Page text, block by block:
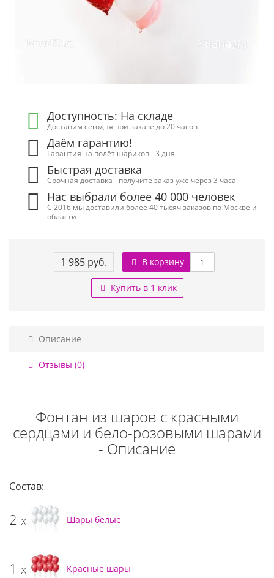
Доступность: На складе
Доставим сегодня при заказе до 20 часов
Даём гарантию!
Гарантия на полёт шариков - 3 дня
Быстрая доставка
Срочная доставка - получите заказ уже через 3 часа
Нас выбрали более 40 000 человек
С 2016 мы доставили более 40 тысяч заказов по Москве и
области
1 985 руб. В корзину
Купить в 1 клик
Описание
Отзывы (0)
Фонтан из шаров с красными
сердцами и бело-розовыми шарами
- Описание
Состав:
2 x Шары белые
1 x Красные шары